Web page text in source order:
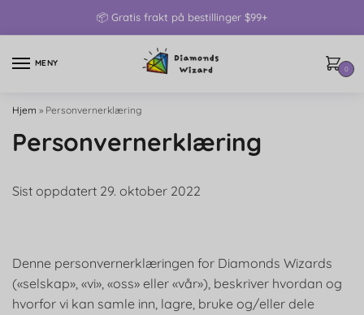
📦 Gratis frakt på bestillinger $99+
MENY
0
Hjem » Personvernerklæring
Personvernerklæring
Sist oppdatert 29. oktober 2022
Denne personvernerklæringen for Diamonds Wizards
(«selskap», «vi», «oss» eller «vår»), beskriver hvordan og
hvorfor vi kan samle inn, lagre, bruke og/eller dele